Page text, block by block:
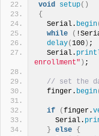
void setup()
{
  Serial.
begin
while
(
delay(100 ) ;
  Serial.
enrollment" ) ;
// set the
  finger.
begin
if (finger.
    Serial.
} else {